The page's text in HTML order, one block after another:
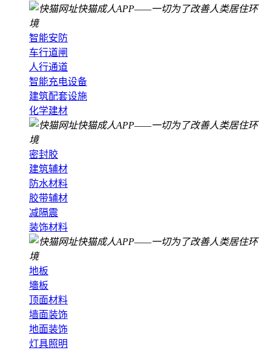
智能安防
车行道闸
人行通道
智能充电设备
建筑配套设施
化学建材
密封胶
建筑辅材
防水材料
胶带辅材
减隔震
装饰材料
地板
墻板
顶面材料
墙面装饰
地面装饰
灯具照明